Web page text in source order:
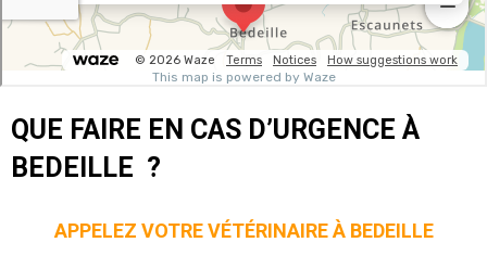
QUE FAIRE EN CAS D’URGENCE À
BEDEILLE ?
APPELEZ VOTRE VÉTÉRINAIRE À BEDEILLE